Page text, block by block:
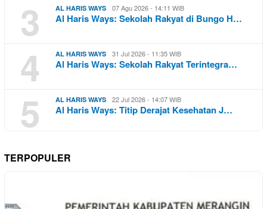
3
AL HARIS WAYS 07 Agu 2026 - 14:11 WIB
Al Haris Ways: Sekolah Rakyat di Bungo H…
4 AL HARIS WAYS 31 Jul 2026 - 11:35 WIB
Al Haris Ways: Sekolah Rakyat Terintegra…
5 AL HARIS WAYS 22 Jul 2026 - 14:07 WIB
Al Haris Ways: Titip Derajat Kesehatan J…
TERPOPULER